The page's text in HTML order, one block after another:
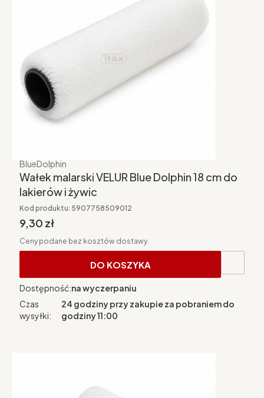
Producent
BlueDolphin
Wałek malarski VELUR Blue Dolphin 18 cm do
lakierów i żywic
Kod produktu: 5907758509012
Cena brutto
9,30 zł
Ceny podane bez kosztów dostawy.
DO KOSZYKA
Dostępność:na wyczerpaniu
Czas
wysyłki:
24 godziny przy zakupie za pobraniem do
godziny 11:00